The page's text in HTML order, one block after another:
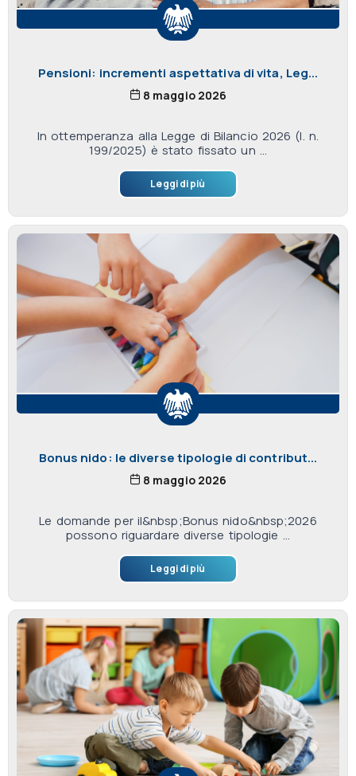
Pensioni: incrementi aspettativa di vita, Leg...
8 maggio 2026
In ottemperanza alla Legge di Bilancio 2026 (l. n.
199/2025) è stato fissato un ...
Leggi di più
Bonus nido: le diverse tipologie di contribut...
8 maggio 2026
Le domande per il&nbsp;Bonus nido&nbsp;2026
possono riguardare diverse tipologie ...
Leggi di più